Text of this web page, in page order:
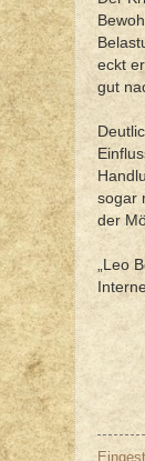
eckt
gut
sogar
der
„Leo